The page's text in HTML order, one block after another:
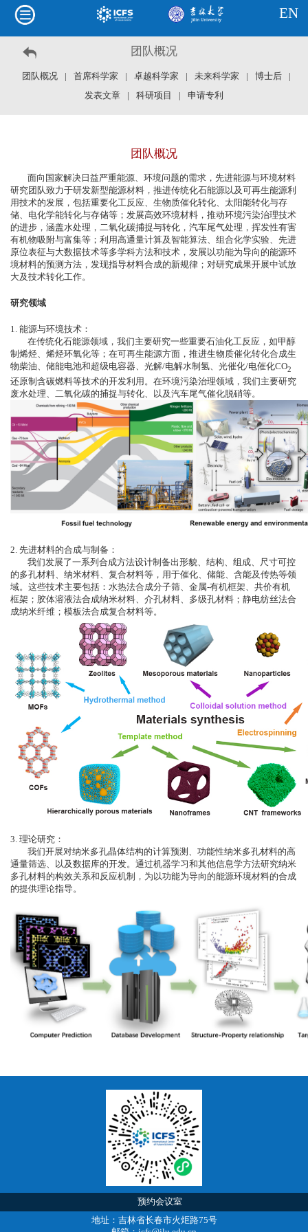
EN
团队概况
团队概况 首席科学家 卓越科学家 未来科学家 博士后
发表文章
科研项目 申请专利
团队概况
面向国家解决日益严重能源、环境问题的需求，先进能源与环境材料
研究团队致力于研发新型能源材料，推进传统化石能源以及可再生能源利
用技术的发展，包括重要化工反应、生物质催化转化、太阳能转化与存
储、电化学能转化与存储等；发展高效环境材料，推动环境污染治理技术
的进步，涵盖水处理，二氧化碳捕捉与转化，汽车尾气处理，挥发性有害
有机物吸附与富集等；利用高通量计算及智能算法、组合化学实验、先进
原位表征与大数据技术等多学科方法和技术，发展以功能为导向的能源环
境材料的预测方法，发现指导材料合成的新规律；对研究成果开展中试放
大及技术转化工作。
研究领域
1. 能源与环境技术：
在传统化石能源领域，我们主要研究一些重要石油化工反应，如甲醇
制烯烃、烯烃环氧化等；在可再生能源方面，推进生物质催化转化合成生
物柴油、储能电池和超级电容器、光解/电解水制氢、光催化/电催化CO2
还原制含碳燃料等技术的开发利用。在环境污染治理领域，我们主要研究
废水处理、二氧化碳的捕捉与转化、以及汽车尾气催化脱硝等。
2. 先进材料的合成与制备：
我们发展了一系列合成方法设计制备出形貌、结构、组成、尺寸可控
的多孔材料、纳米材料、复合材料等，用于催化、储能、含能及传热等领
域。这些技术主要包括：水热法合成分子筛、金属-有机框架、共价有机
框架；胶体溶液法合成纳米材料、介孔材料、多级孔材料；静电纺丝法合
成纳米纤维；模板法合成复合材料等。
3. 理论研究：
我们开展对纳米多孔晶体结构的计算预测、功能性纳米多孔材料的高
通量筛选、以及数据库的开发。通过机器学习和其他信息学方法研究纳米
多孔材料的构效关系和反应机制，为以功能为导向的能源环境材料的合成
的提供理论指导。
预约会议室
地址：吉林省长春市火炬路75号